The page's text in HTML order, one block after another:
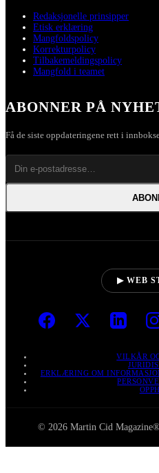
Redaksjonelle prinsipper
Etisk erklæring
Mangfoldspolicy
Korrekturpolicy
Tilbakemeldingspolicy
Mangfold i teamet
ABONNER PÅ
Få de siste oppdateringene rett i
▶ WEB
VILKÅR
ERKLÆRING OM
© 2026 Martin Cid